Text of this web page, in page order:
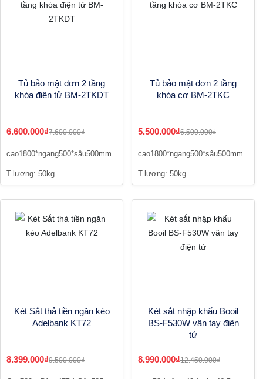
Tủ bảo mật đơn 2 tầng
khóa điện tử BM-2TKDT
6.600.000₫7.600.000₫
cao1800*ngang500*sâu500mm
T.lượng: 50kg
Tủ bảo mật đơn 2 tầng
khóa cơ BM-2TKC
5.500.000₫6.500.000₫
cao1800*ngang500*sâu500mm
T.lượng: 50kg
Két Sắt thả tiền ngăn kéo
Adelbank KT72
8.399.000₫9.500.000₫
Két sắt nhập khẩu Booil
BS-F530W vân tay điện
tử
8.990.000₫12.450.000₫